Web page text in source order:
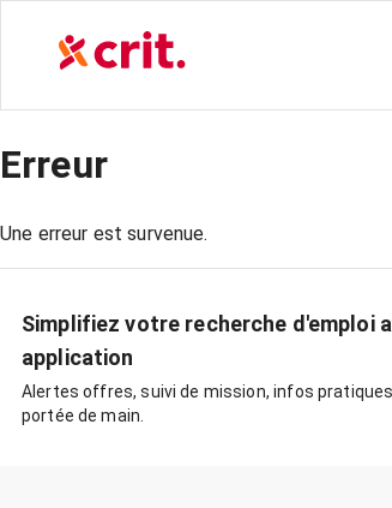
Erreur
Une erreur est survenue.
Simplifiez votre recherche d'emploi
application
Alertes offres, suivi de mission, infos
portée de main.